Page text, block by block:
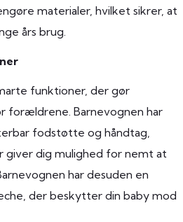
materialer, hvilket sikrer, at
års brug.
funktioner, der gør
forældrene. Barnevognen har
fodstøtte og håndtag,
giver dig mulighed for nemt at
har desuden en
der beskytter din baby mod